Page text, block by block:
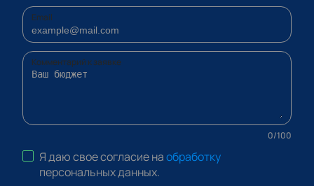
Email
Комментарий к заявке
0/100
Я даю свое согласие наобработку
персональных данных.